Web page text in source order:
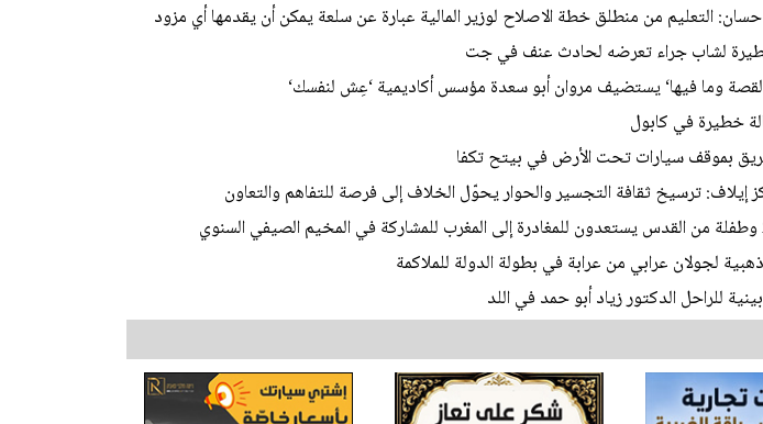
التعليم من منطلق خطة الاصلاح لوزير المالية عبارة عن سلعة يمكن أن يقدمها أي مزود
لشاب جراء تعرضه لحادث عنف في جت
وما فيها‘ يستضيف مروان أبو سعدة مؤسس أكاديمية ‘عِش لنفسك‘
خطيرة في كابول
بموقف سيارات تحت الأرض في بيتح تكفا
إيلاف: ترسيخ ثقافة التجسير والحوار يحوّل الخلاف إلى فرصة للتفاهم والتعاون
لجولان عرابي من عرابة في بطولة الدولة للملاكمة
للراحل الدكتور زياد أبو حمد في اللد